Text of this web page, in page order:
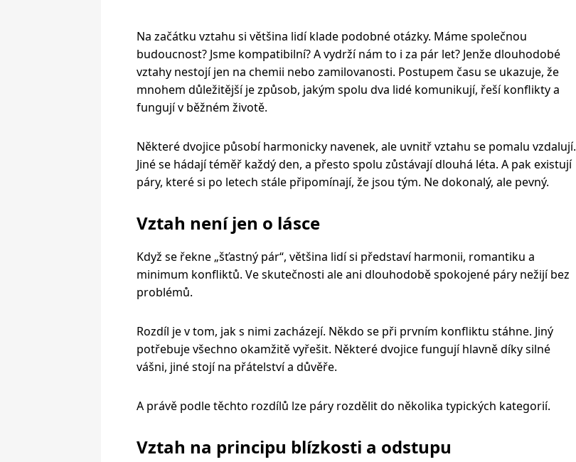
Na začátku vztahu si většina lidí klade podobné otázky. Máme společnou
budoucnost? Jsme kompatibilní? A vydrží nám to i za pár let? Jenže dlouhodobé
vztahy nestojí jen na chemii nebo zamilovanosti. Postupem času se ukazuje, že
mnohem důležitější je způsob, jakým spolu dva lidé komunikují, řeší konflikty a
fungují v běžném životě.
Některé dvojice působí harmonicky navenek, ale uvnitř vztahu se pomalu vzdalují.
Jiné se hádají téměř každý den, a přesto spolu zůstávají dlouhá léta. A pak existují
páry, které si po letech stále připomínají, že jsou tým. Ne dokonalý, ale pevný.
Vztah není jen o lásce
Když se řekne „šťastný pár“, většina lidí si představí harmonii, romantiku a
minimum konfliktů. Ve skutečnosti ale ani dlouhodobě spokojené páry nežijí bez
problémů.
Rozdíl je v tom, jak s nimi zacházejí. Někdo se při prvním konfliktu stáhne. Jiný
potřebuje všechno okamžitě vyřešit. Některé dvojice fungují hlavně díky silné
vášni, jiné stojí na přátelství a důvěře.
A právě podle těchto rozdílů lze páry rozdělit do několika typických kategorií.
Vztah na principu blízkosti a odstupu